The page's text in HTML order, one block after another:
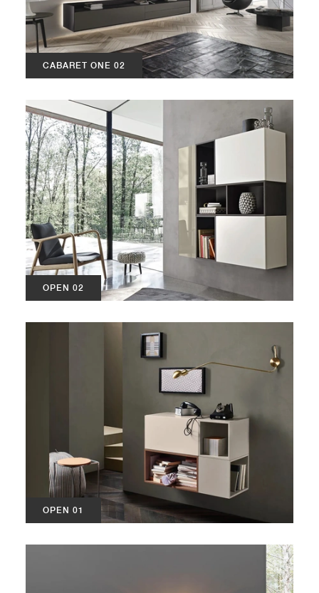
CABARET ONE 02
OPEN 02
OPEN 01